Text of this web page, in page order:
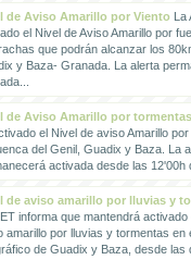
de Aviso Amarillo por VientoLa
el Nivel de Aviso Amarillo por
que podrán alcanzar los
y Baza- Granada. La alerta
de Aviso Amarillo por tormentas
el Nivel de aviso Amarillo
del Genil, Guadix y Baza. La
activada desde las 12'00h
de aviso amarillo por lluvias y
informa que mantendrá activado
amarillo por lluvias y tormentas en
de Guadix y Baza, desde las